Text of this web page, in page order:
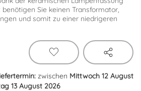
Sie keinen Transformator,
und somit zu einer niedrigeren
zwischen Mittwoch 12 August
13 August 2026